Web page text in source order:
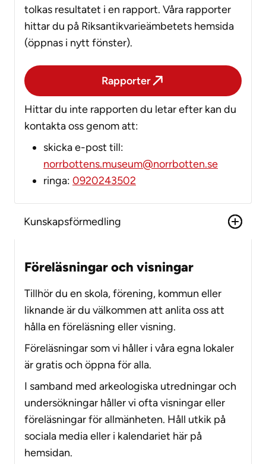
tolkas resultatet i en rapport. Våra rapporter
hittar du på Riksantikvarieämbetets hemsida
(öppnas i nytt fönster).
Rapporter
Hittar du inte rapporten du letar efter kan du
kontakta oss genom att:
skicka e-post till:
norrbottens.museum@norrbotten.se
ringa: 0920243502
Kunskapsförmedling
Föreläsningar och visningar
Tillhör du en skola, förening, kommun eller
liknande är du välkommen att anlita oss att
hålla en föreläsning eller visning.
Föreläsningar som vi håller i våra egna lokaler
är gratis och öppna för alla.
I samband med arkeologiska utredningar och
undersökningar håller vi ofta visningar eller
föreläsningar för allmänheten. Håll utkik på
sociala media eller i kalendariet här på
hemsidan.